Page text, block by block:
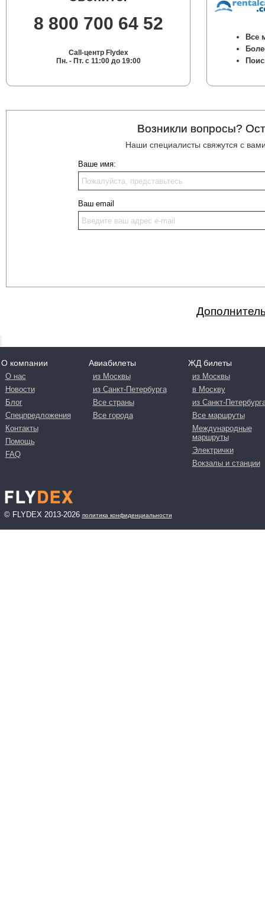
8 800 700 64 52
Call-центр Flydex
Пн. - Пт. с 11:00 до 19:00
Все
Возникли вопросы?
Наши специалисты свяжутся с
Ваше имя:
Ваш email
О компании
О нас
Новости
Блог
Спецпредложения
Контакты
Помощь
FAQ
Авиабилеты
из Москвы
из Санкт-Петербурга
Все страны
Все города
ЖД билеты
из Москвы
в Москву
из Санкт-
Все маршруты
Международные
маршруты
Электрички
Вокзалы и станции
© FLYDEX 2013-2026 политика конфиденциальности